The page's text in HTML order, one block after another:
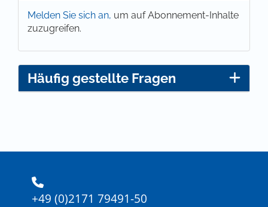
Melden Sie sich an, um auf Abonnement-Inhalte
zuzugreifen.
Häufig gestellte Fragen
+49 (0)2171 79491-50